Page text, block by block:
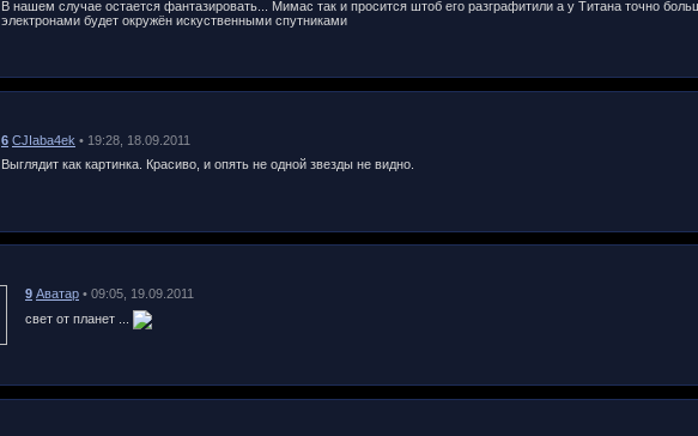
В нашем случае остается фантазировать... Мимас так и просится штоб его разграфитили а у Титана точно
электронами будет окружён искуственными спутниками
6 CJIaba4ek • 19:28, 18.09.2011
Выглядит как картинка. Красиво, и опять не одной звезды не видно.
9 Аватар • 09:05, 19.09.2011
свет от планет ...